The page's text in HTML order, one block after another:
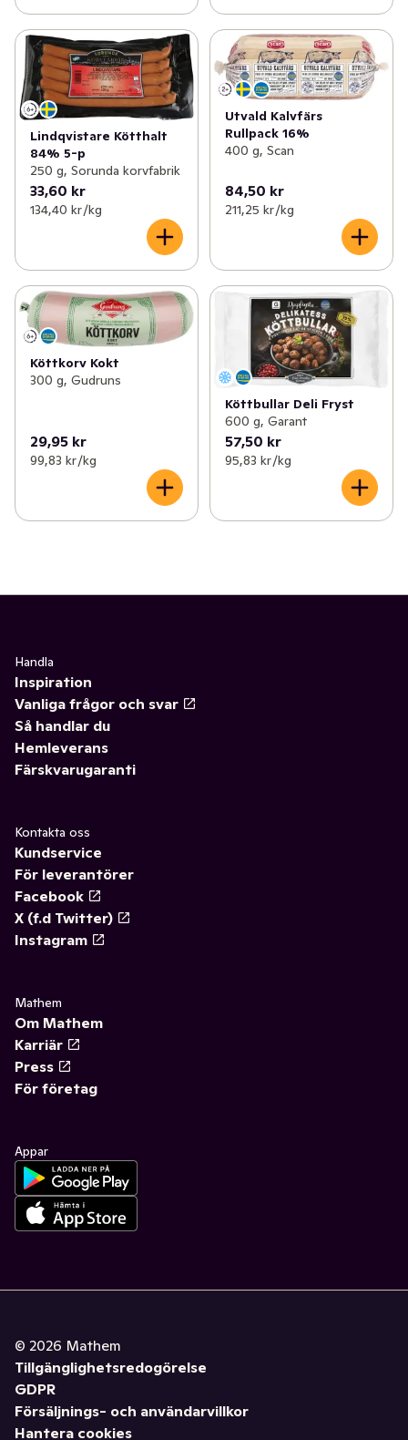
Lindqvistare Kötthalt
84% 5-p
250 g, Sorunda korvfabrik
33,60 kr
134,40 kr /kg
Utvald Kalvfärs
Rullpack 16%
400 g, Scan
84,50 kr
211,25 kr /kg
Köttkorv Kokt
300 g, Gudruns
29,95 kr
99,83 kr /kg
Köttbullar Deli Fryst
600 g, Garant
57,50 kr
95,83 kr /kg
Handla
Inspiration
Vanliga frågor och svar
Så handlar du
Hemleverans
Färskvarugaranti
Kontakta oss
Kundservice
För leverantörer
Facebook
X (f.d Twitter)
Instagram
Mathem
Om Mathem
Karriär
Press
För företag
Appar
© 2026 Mathem
Tillgänglighetsredogörelse
GDPR
Försäljnings- och användarvillkor
Hantera cookies